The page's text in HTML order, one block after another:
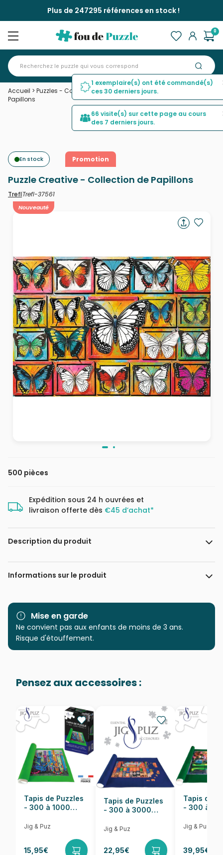
Plus de 247295 références en stock !
0
Accueil > Puzzles - Collages>Puzzle Creative - Collection de
Papillons
En stock Promotion
Puzzle Creative - Collection de Papillons
TreflTrefl-37561
Nouveauté
500 pièces
Expédition sous 24 h ouvrées et
livraison offerte dès €45 d’achat*
Description du produit
Puzzle vendu seul, sans crayon, ni feutre ou peinture.
Informations sur le produit
Marque
Trefl, le leader de l'Europe de
Catégorie
EAN 5900511375619
Nombre de pièces 500 pièces
Dimensions 48 x 34 cm
Mise en garde
Ne convient pas aux enfants de moins de 3 ans.
Risque d'étouffement.
Pensez aux accessoires :
Tapis de Puzzles
- 300 à 1000
Jig & Puz
15,95€
Tapis de Puzzles
- 300 à 3000
Jig & Puz
22,95€
Tapis de
- 300 à
Jig & Puz
39,95€
1 exemplaire(s) ont été commandé(s)
ces 30 derniers jours.
66 visite(s) sur cette page au cours
des 7 derniers jours.